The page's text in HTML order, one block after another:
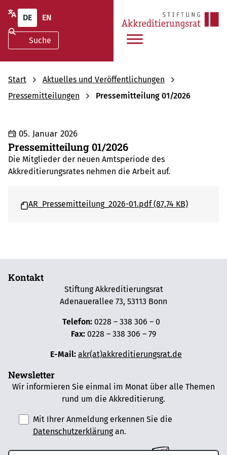
DE EN
Start
Aktuelles und Veröffentlichungen
Pressemitteilungen
Pressemitteilung 01/2026
05. Januar 2026
Pressemitteilung 01/2026
Die Mitglieder der neuen Amtsperiode des
Akkreditierungsrates nehmen die Arbeit auf.
AR_Pressemitteilung_2026-01.pdf (87,74 KB)
Kontakt
Stiftung Akkreditierungsrat
Adenauerallee 73, 53113 Bonn
Telefon:0228 – 338 306 – 0
Fax: 0228 – 338 306 – 79
E-Mail: akr(at)akkreditierungsrat.de
Newsletter
Wir informieren Sie einmal im Monat über alle Themen
rund um die Akkreditierung.
Mit Ihrer Anmeldung erkennen Sie die
Datenschutzerklärungan.